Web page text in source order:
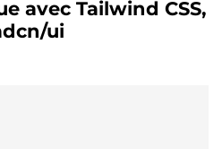
avec Tailwind CSS,
ui